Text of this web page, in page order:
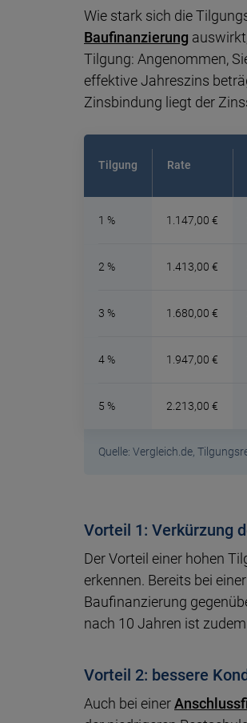
Wie stark sich die
Baufinanzierung
Tilgung: Angenommen,
effektive Jahreszins
Zinsbindung liegt der
Tilgung Rate
1 % 1.147,00 €
2 % 1.413,00 €
3 % 1.680,00 €
4 % 1.947,00 €
5 % 2.213,00 €
Quelle: Vergleich.de,
Vorteil 1: Verkürzung
Der Vorteil einer hohen
erkennen. Bereits bei
Baufinanzierung
nach 10 Jahren ist
Vorteil 2: bessere
Auch bei einer